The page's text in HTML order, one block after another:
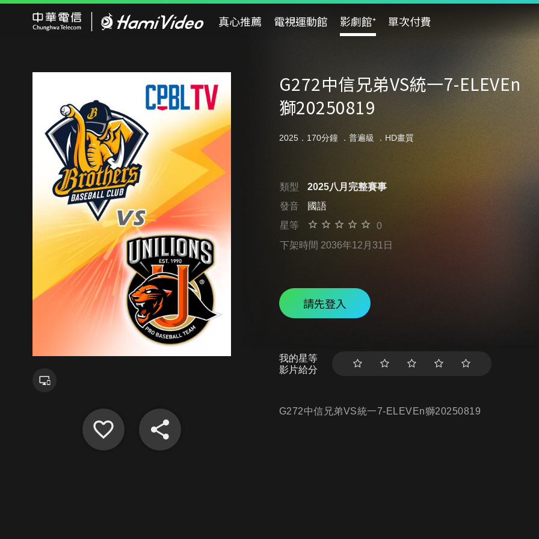
真心推薦 電視運動館 影劇館⁺ 單次付費
G272中信兄弟VS統一7-ELEVEn
獅20250819
2025．170分鐘 ． 普遍級 ．HD畫質
類型
2025八月完整賽事
發音
國語
星等
0
下架時間 2036年12月31日
請先登入
我的星等
影片給分
G272中信兄弟VS統一7-ELEVEn獅20250819